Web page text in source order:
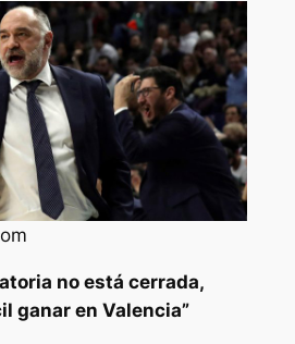
no está cerrada,
ganar en Valencia”